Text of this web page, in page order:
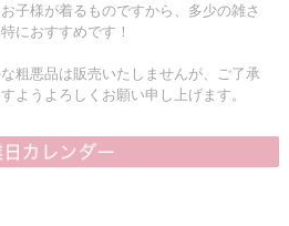
子様が着るものですから、多少の雑さ
におすすめです！
粗悪品は販売いたしませんが、ご了承
ようよろしくお願い申し上げます。